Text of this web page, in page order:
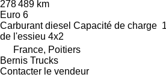
278 489 km
Euro 6
Carburant diesel Capacité de charge
de l'essieu 4x2
France, Poitiers
Bernis Trucks
Contacter le vendeur